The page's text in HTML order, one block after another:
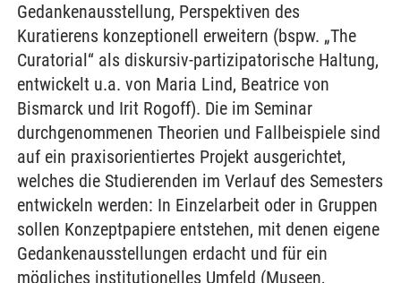
Gedankenausstellung, Perspektiven des
Kuratierens konzeptionell erweitern (bspw. „The
Curatorial“ als diskursiv-partizipatorische Haltung,
entwickelt u.a. von Maria Lind, Beatrice von
Bismarck und Irit Rogoff). Die im Seminar
durchgenommenen Theorien und Fallbeispiele sind
auf ein praxisorientiertes Projekt ausgerichtet,
welches die Studierenden im Verlauf des Semesters
entwickeln werden: In Einzelarbeit oder in Gruppen
sollen Konzeptpapiere entstehen, mit denen eigene
Gedankenausstellungen erdacht und für ein
mögliches institutionelles Umfeld (Museen,